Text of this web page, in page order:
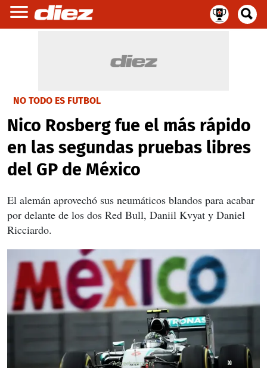
NO TODO ES FUTBOL
Nico Rosberg fue el más rápido
en las segundas pruebas libres
del GP de México
El alemán aprovechó sus neumáticos blandos para acabar
por delante de los dos Red Bull, Daniil Kvyat y Daniel
Ricciardo.
X